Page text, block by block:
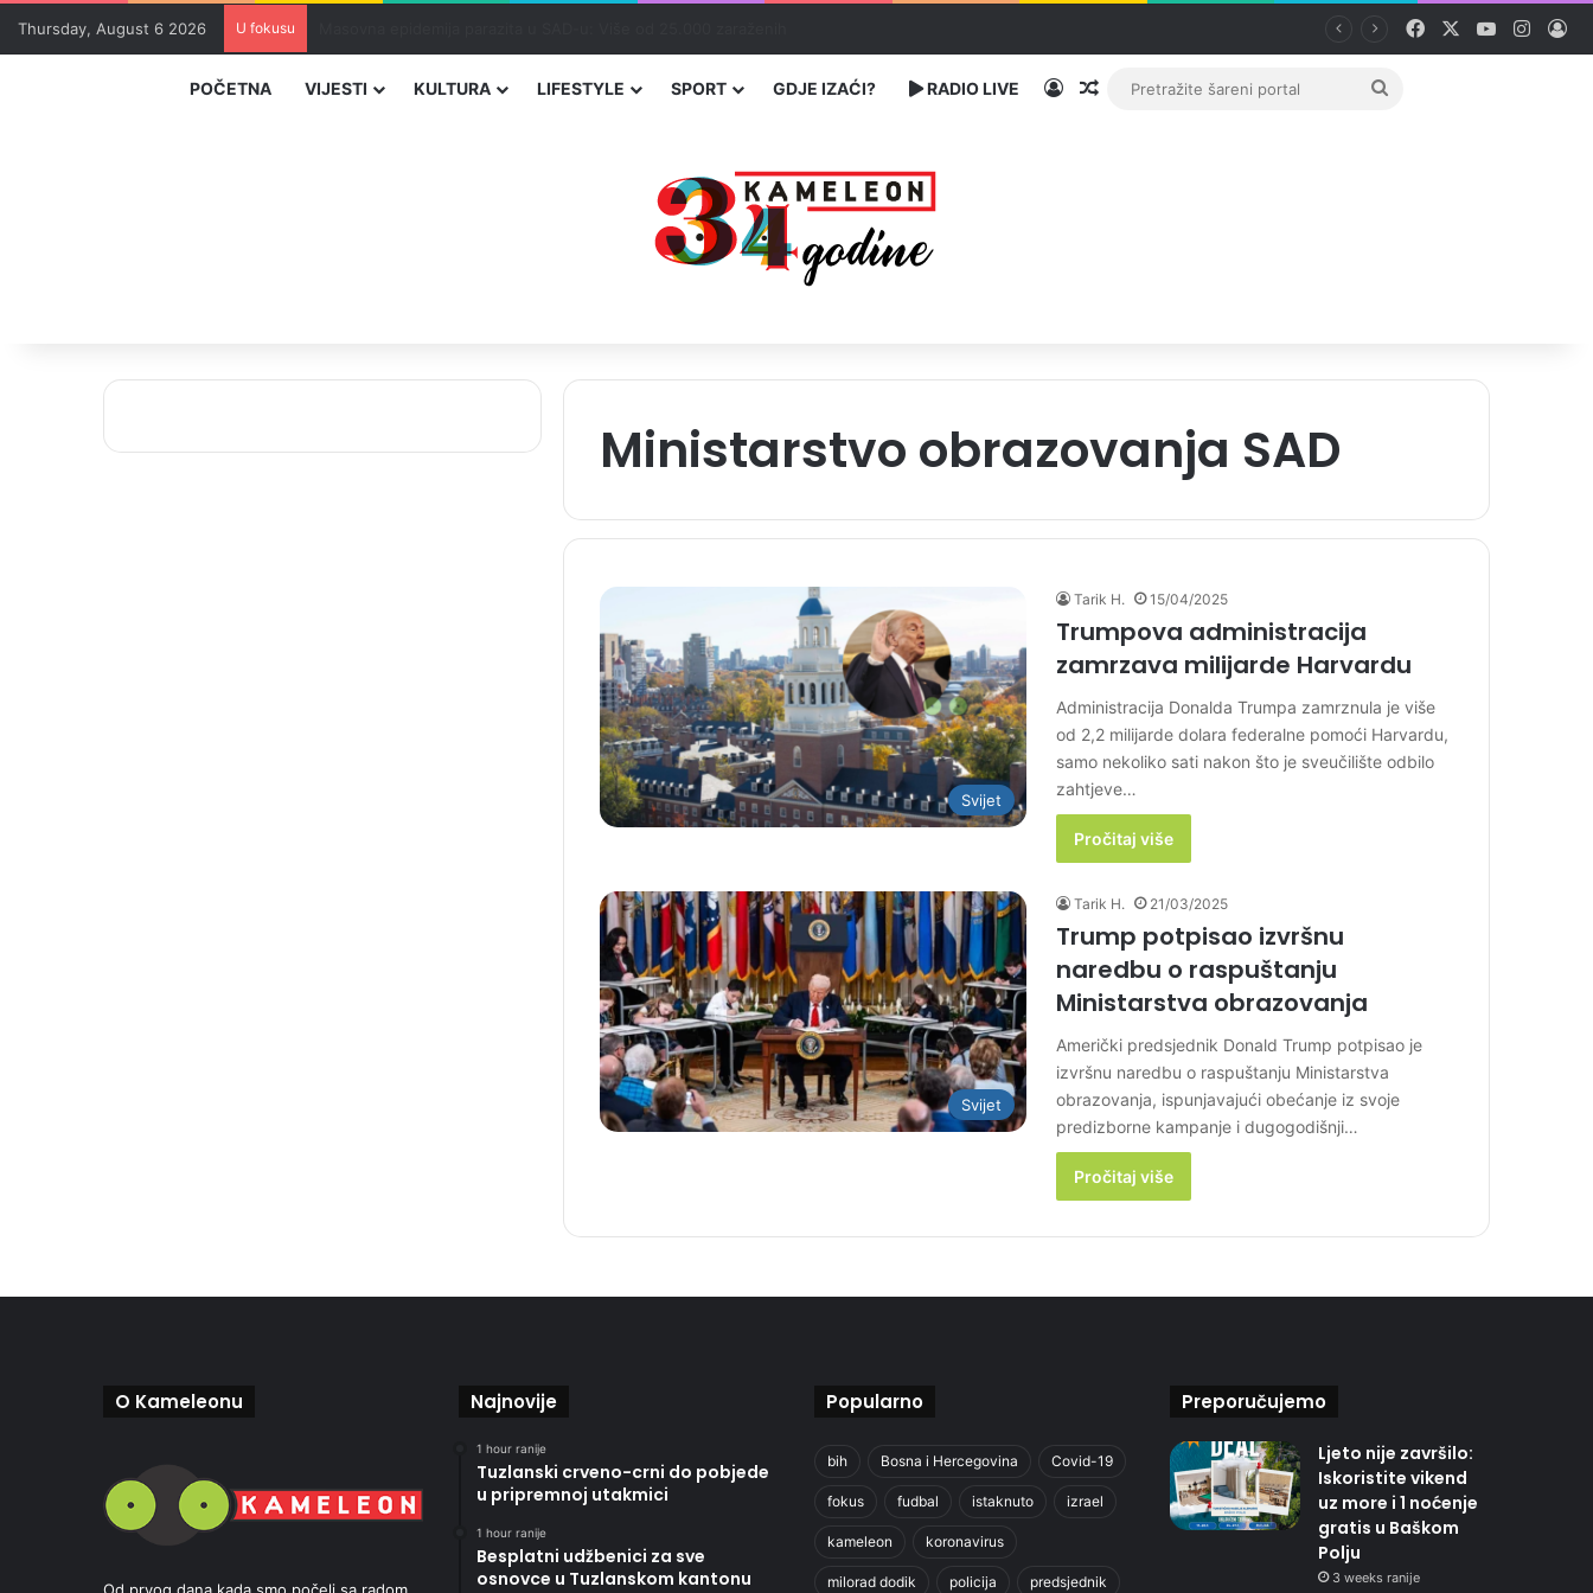
Thursday, August 6 2026 U fokusu Facebook YouTube
POČETNA VIJESTI KULTURA LIFESTYLE SPORT GDJE IZAĆI? RADIO LIVE PrijavaRandom članak
Pretražite
Ministarstvo obrazovanja SAD
Svijet
Tarik H. 15/04/2025
Trumpova administracija
zamrzava milijarde Harvardu
Administracija Donalda Trumpa zamrznula je više
od 2,2 milijarde dolara federalne pomoći Harvardu,
samo nekoliko sati nakon što je sveučilište odbilo
zahtjeve…
Pročitaj više
Svijet
Tarik H. 21/03/2025
Trump potpisao izvršnu
naredbu o raspuštanju
Ministarstva obrazovanja
Američki predsjednik Donald Trump potpisao je
izvršnu naredbu o raspuštanju Ministarstva
obrazovanja, ispunjavajući obećanje iz svoje
predizborne kampanje i dugogodišnji…
Pročitaj više
O Kameleonu Najnovije
1 hour ranije
Tuzlanski crveno-crni do pobjede
u pripremnoj utakmici
1 hour ranije
Besplatni udžbenici za sve
osnovce u Tuzlanskom kantonu
Popularno
bih Bosna i Hercegovina Covid-19
fokus fudbal istaknuto izrael
kameleon koronavirus
milorad dodik policija predsjednik
Preporučujemo
Ljeto nije završilo:
Iskoristite vikend
uz more i 1 noćenje
gratis u Baškom
Polju
3 weeks ranije